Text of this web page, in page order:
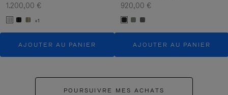
1.200,00 €
+1
AJOUTER AU PANIER
920,00 €
AJOUTER AU PANIER
POURSUIVRE MES ACHATS